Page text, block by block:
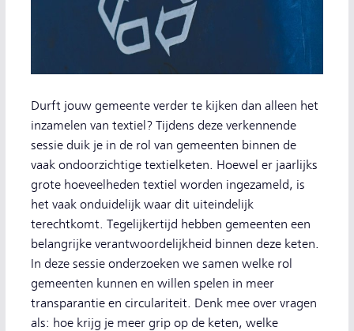
Durft jouw gemeente verder te kijken dan alleen het
inzamelen van textiel? Tijdens deze verkennende
sessie duik je in de rol van gemeenten binnen de
vaak ondoorzichtige textielketen. Hoewel er jaarlijks
grote hoeveelheden textiel worden ingezameld, is
het vaak onduidelijk waar dit uiteindelijk
terechtkomt. Tegelijkertijd hebben gemeenten een
belangrijke verantwoordelijkheid binnen deze keten.
In deze sessie onderzoeken we samen welke rol
gemeenten kunnen en willen spelen in meer
transparantie en circulariteit. Denk mee over vragen
als: hoe krijg je meer grip op de keten, welke